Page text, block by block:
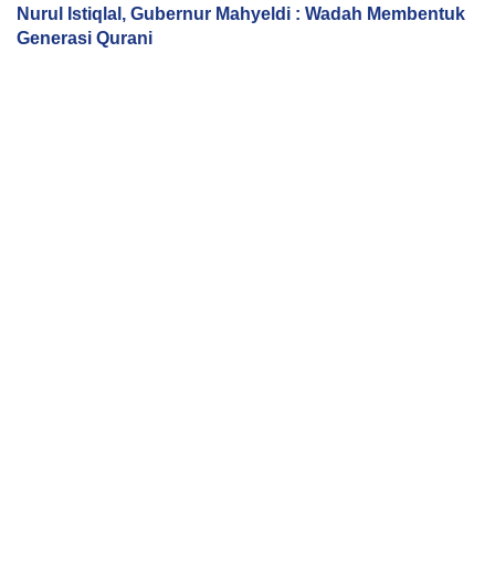
Nurul Istiqlal, Gubernur Mahyeldi : Wadah Membentuk
Generasi Qurani